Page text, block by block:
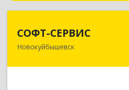
СОФТ-СЕРВИС
Новокуйбышевск
446206, Самарская обл,